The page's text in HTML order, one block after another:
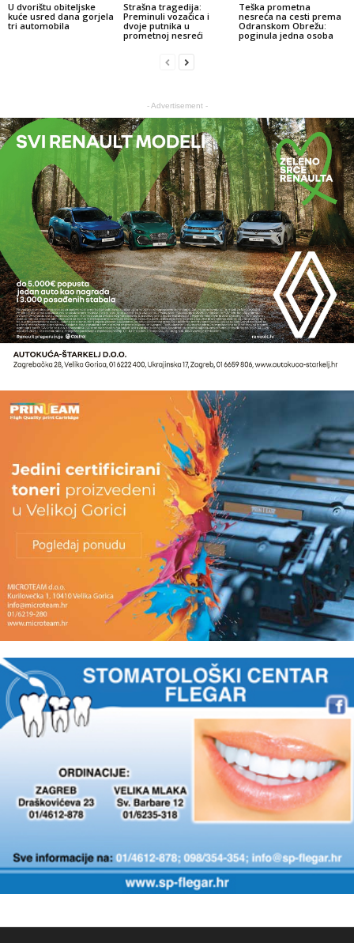
U dvorištu obiteljske
kuće usred dana gorjela
tri automobila
Strašna tragedija:
Preminuli vozačica i
dvoje putnika u
prometnoj nesreći
Teška prometna
nesreća na cesti prema
Odranskom Obrežu:
poginula jedna osoba
- Advertisement -